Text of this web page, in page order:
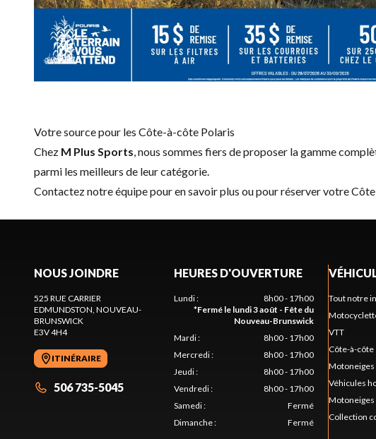
Votre source pour les Côte-à-côte Polaris
Chez M Plus Sports , nous sommes fiers de proposer la gamme
parmi les meilleurs de leur catégorie.
Contactez notre équipepour en savoir plus ou pour réserver votre
NOUS JOINDRE
525 RUE CARRIER
EDMUNDSTON , NOUVEAU-
BRUNSWICK
E3V 4H4
ITINÉRAIRE
506 735-5045
HEURES D'OUVERTURE
Lundi:
8h00 - 17h00
*Fermé le lundi 3 août - Fête du
Nouveau-Brunswick
Mardi:
8h00 - 17h00
Mercredi:
8h00 - 17h00
Jeudi:
8h00 - 17h00
Vendredi:
8h00 - 17h00
Samedi:
Fermé
Dimanche: Fermé
Tout notre
VTT
Côte-à-côte
Motoneiges
Véhicules
Motoneiges
Collection